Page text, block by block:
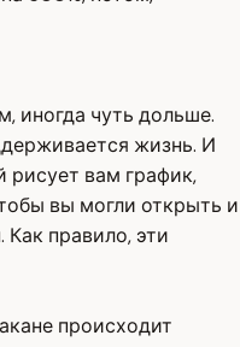
иногда чуть дольше.
жизнь. И
рисует вам график,
вы могли открыть и
правило, эти
происходит